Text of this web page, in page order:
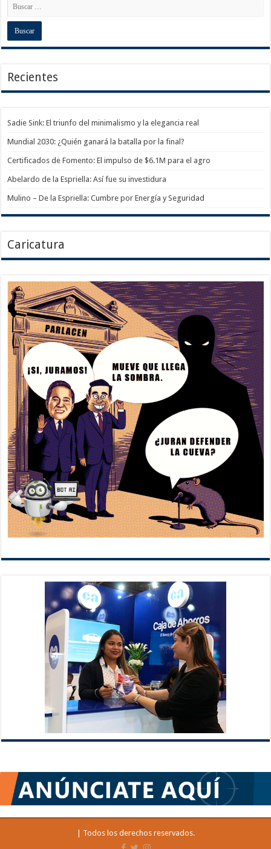
Recientes
Sadie Sink: El triunfo del minimalismo y la elegancia real
Mundial 2030: ¿Quién ganará la batalla por la final?
Certificados de Fomento: El impulso de $6.1M para el agro
Abelardo de la Espriella: Así fue su investidura
Mulino – De la Espriella: Cumbre por Energía y Seguridad
Caricatura
| Todos los derechos reservados.